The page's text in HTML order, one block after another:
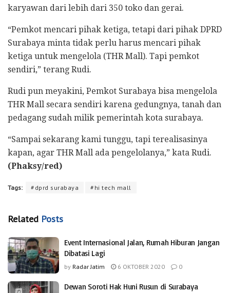
karyawan dari lebih dari 350 toko dan gerai.
“Pemkot mencari pihak ketiga, tetapi dari pihak DPRD
Surabaya minta tidak perlu harus mencari pihak
ketiga untuk mengelola (THR Mall). Tapi pemkot
sendiri,” terang Rudi.
Rudi pun meyakini, Pemkot Surabaya bisa mengelola
THR Mall secara sendiri karena gedungnya, tanah dan
pedagang sudah milik pemerintah kota surabaya.
“Sampai sekarang kami tunggu, tapi terealisasinya
kapan, agar THR Mall ada pengelolanya,” kata Rudi.
(Phaksy/red)
Tags: #dprd surabaya #hi tech mall
Related Posts
Event Internasional Jalan, Rumah Hiburan Jangan
Dibatasi Lagi
by Radar Jatim 6 OKTOBER 2020 0
Dewan Soroti Hak Huni Rusun di Surabaya